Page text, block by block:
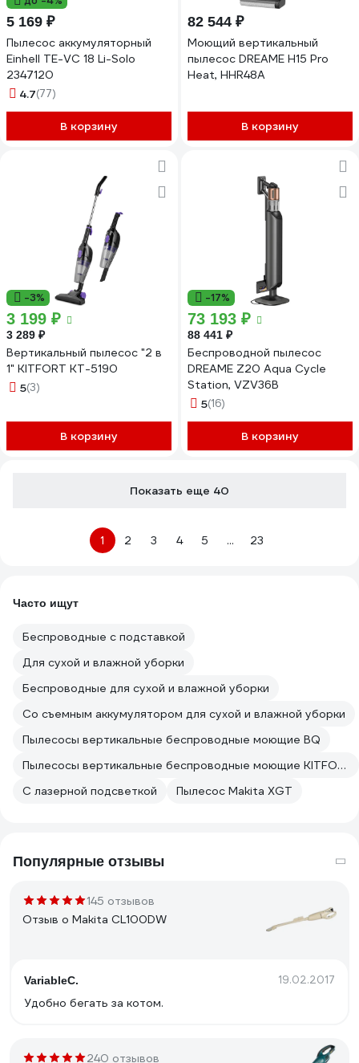
5 169 ₽
Пылесос аккумуляторный
Einhell TE-VC 18 Li-Solo
2347120
4.7(77)
В корзину
82 544 ₽
Моющий вертикальный
пылесос DREAME H15 Pro
Heat, HHR48A
В корзину
-3%
3 199 ₽
3 289 ₽
Вертикальный пылесос "2 в
1" KITFORT КТ-5190
5(3)
В корзину
-17%
73 193 ₽
88 441 ₽
Беспроводной пылесос
DREAME Z20 Aqua Cycle
Station, VZV36B
5(16)
В корзину
Показать еще 40
1 2 3 4 5 ... 23
Часто ищут
Беспроводные с подставкой
Для сухой и влажной уборки
Беспроводные для сухой и влажной уборки
Со съемным аккумулятором для сухой и влажной уборки
Пылесосы вертикальные беспроводные моющие BQ
Пылесосы вертикальные беспроводные моющие KITFORT
С лазерной подсветкой
Пылесос Makita XGT
Популярные отзывы
145 отзывов
Отзыв о Makita CL100DW
VariableC. 19.02.2017
Удобно бегать за котом.
240 отзывов